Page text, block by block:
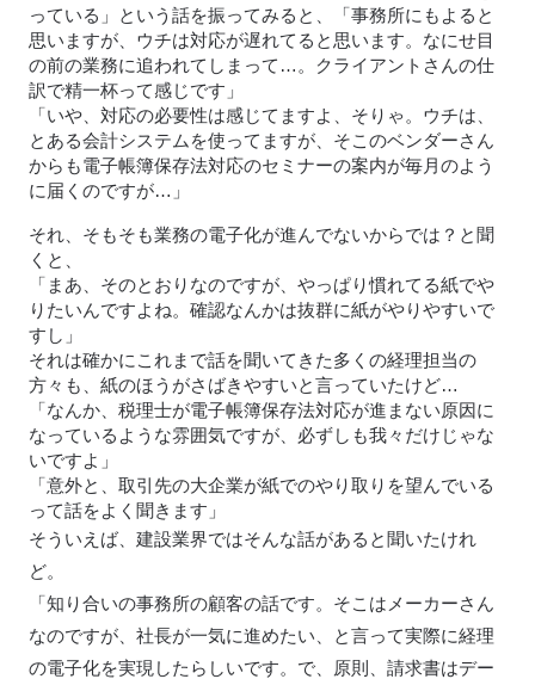
っている」という話を振ってみると、「事務所にもよると
思いますが、ウチは対応が遅れてると思います。なにせ目
の前の業務に追われてしまって…。クライアントさんの仕
訳で精一杯って感じです」
「いや、対応の必要性は感じてますよ、そりゃ。ウチは、
とある会計システムを使ってますが、そこのベンダーさん
からも電子帳簿保存法対応のセミナーの案内が毎月のよう
に届くのですが…」
それ、そもそも業務の電子化が進んでないからでは？と聞
くと、
「まあ、そのとおりなのですが、やっぱり慣れてる紙でや
りたいんですよね。確認なんかは抜群に紙がやりやすいで
すし」
それは確かにこれまで話を聞いてきた多くの経理担当の
方々も、紙のほうがさばきやすいと言っていたけど…
「なんか、税理士が電子帳簿保存法対応が進まない原因に
なっているような雰囲気ですが、必ずしも我々だけじゃな
いですよ」
「意外と、取引先の大企業が紙でのやり取りを望んでいる
って話をよく聞きます」
そういえば、建設業界ではそんな話があると聞いたけれ
ど。
「知り合いの事務所の顧客の話です。そこはメーカーさん
なのですが、社長が一気に進めたい、と言って実際に経理
の電子化を実現したらしいです。で、原則、請求書はデー